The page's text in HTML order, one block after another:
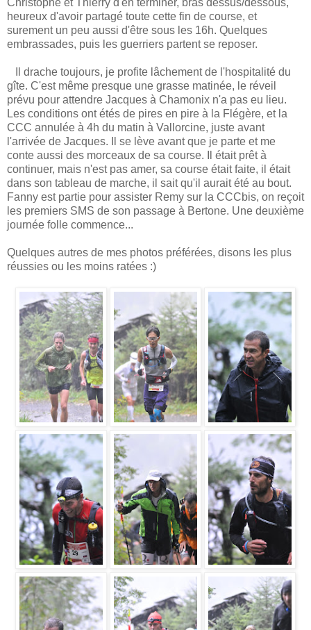
heureux d'avoir partagé toute cette fin de course, et
surement un peu aussi d'être sous les 16h. Quelques
embrassades, puis les guerriers partent se reposer.
Il drache toujours, je profite lâchement de l'hospitalité du
gîte. C'est même presque une grasse matinée, le réveil
prévu pour attendre Jacques à Chamonix n'a pas eu lieu.
Les conditions ont étés de pires en pire à la Flégère, et la
CCC annulée à 4h du matin à Vallorcine, juste avant
l'arrivée de Jacques. Il se lève avant que je parte et me
conte aussi des morceaux de sa course. Il était prêt à
continuer, mais n'est pas amer, sa course était faite, il était
dans son tableau de marche, il sait qu'il aurait été au bout.
Fanny est partie pour assister Remy sur la CCCbis, on reçoit
les premiers SMS de son passage à Bertone. Une deuxième
journée folle commence...
Quelques autres de mes photos préférées, disons les plus
réussies ou les moins ratées :)